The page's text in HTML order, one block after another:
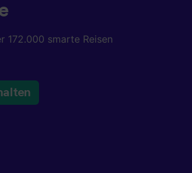
172.000 smarte Reisen